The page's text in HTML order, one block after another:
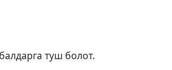
туш болот.